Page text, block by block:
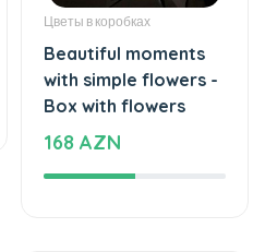
Beautiful moments
with simple flowers -
Box with flowers
168 AZN